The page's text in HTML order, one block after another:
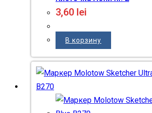
3,60 lei
В корзину